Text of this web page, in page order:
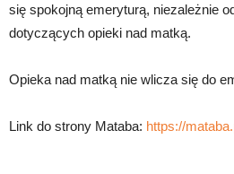
się spokojną emeryturą, niezależnie
dotyczących opieki nad matką.
Opieka nad matką nie wlicza się do
Link do strony Mataba: https://